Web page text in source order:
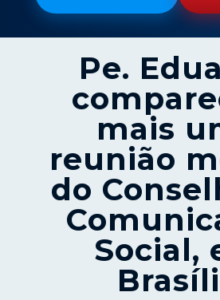
Pe.
mais
reunião
do
Social,